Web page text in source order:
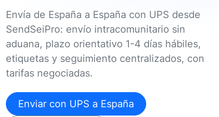
Envía de España a España con UPS desde
SendSeiPro: envío intracomunitario sin
aduana, plazo orientativo 1-4 días hábiles,
etiquetas y seguimiento centralizados, con
tarifas negociadas.
Enviar con UPS a España